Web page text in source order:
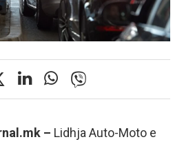
– Lidhja Auto-Moto e